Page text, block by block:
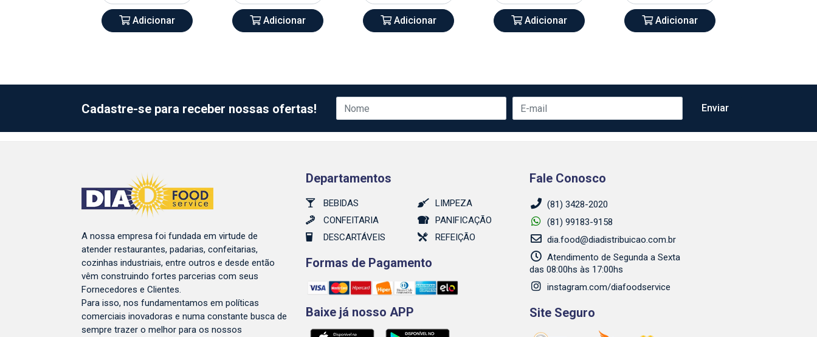
Adicionar Adicionar Adicionar Adicionar Adicionar
Cadastre-se para receber nossas ofertas!
A nossa empresa foi fundada em virtude de
atender restaurantes, padarias, confeitarias,
cozinhas industriais, entre outros e desde então
vêm construindo fortes parcerias com seus
Fornecedores e Clientes.
Para isso, nos fundamentamos em políticas
comerciais inovadoras e numa constante busca de
sempre trazer o melhor para os nossos
Departamentos
BEBIDAS
CONFEITARIA
DESCARTÁVEIS
LIMPEZA
PANIFICAÇÃO
REFEIÇÃO
Formas de Pagamento
Baixe já nosso APP
Fale Conosco
(81) 3428-2020
(81) 99183-9158
dia.food@diadistribuicao.com.br
Atendimento de Segunda a Sexta
das 08:00hs às 17:00hs
instagram.com/diafoodservice
Site Seguro